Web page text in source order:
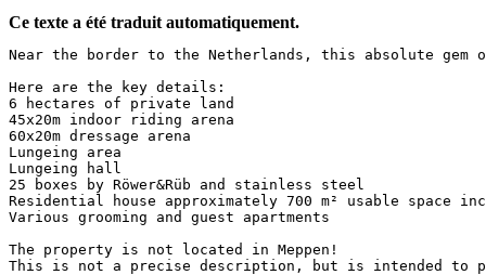
Ce texte a été traduit automatiquement.
Near the border to the Netherlands, this absolute
Here are the key details:
6 hectares of private land
45x20m indoor riding arena
60x20m dressage arena
Lungeing area
Lungeing hall
25 boxes by Röwer&Rüb and stainless steel
Residential house approximately 700 m² usable space
Various grooming and guest apartments
The property is not located in Meppen!
This is not a precise description, but is intended to